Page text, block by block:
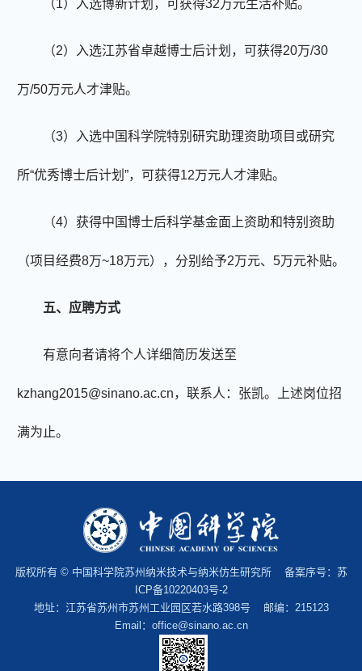
（1）入选博新计划，可获得32万元生活补贴。
（2）入选江苏省卓越博士后计划，可获得20万/30
万/50万元人才津贴。
（3）入选中国科学院特别研究助理资助项目或研究
所“优秀博士后计划”，可获得12万元人才津贴。
（4）获得中国博士后科学基金面上资助和特别资助
（项目经费8万~18万元），分别给予2万元、5万元补贴。
五、 应聘方式
有意向者请将个人详细简历发送至
kzhang2015@sinano.ac.cn，联系人：张凯。上述岗位招
满为止。
版权所有 © 中国科学院苏州纳米技术与纳米仿生研究所 备案序号： 苏
ICP备10220403号-2
地址：江苏省苏州市苏州工业园区若水路398号 邮编：215123
Email：office@sinano.ac.cn